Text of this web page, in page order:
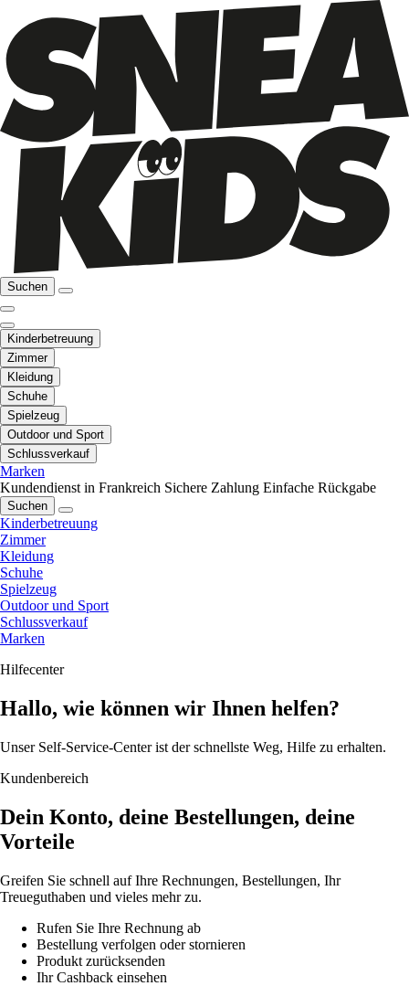
Suchen
Kinderbetreuung
Zimmer
Kleidung
Schuhe
Spielzeug
Outdoor und Sport
Schlussverkauf
Marken
Kundendienst in Frankreich Sichere Zahlung Einfache Rückgabe
Suchen
Kinderbetreuung
Zimmer
Kleidung
Schuhe
Spielzeug
Outdoor und Sport
Schlussverkauf
Marken
Hilfecenter
Hallo, wie können wir Ihnen helfen?
Unser Self-Service-Center ist der schnellste Weg, Hilfe zu erhalten.
Kundenbereich
Dein Konto, deine Bestellungen, deine
Vorteile
Greifen Sie schnell auf Ihre Rechnungen, Bestellungen, Ihr
Treueguthaben und vieles mehr zu.
Rufen Sie Ihre Rechnung ab
Bestellung verfolgen oder stornieren
Produkt zurücksenden
Ihr Cashback einsehen